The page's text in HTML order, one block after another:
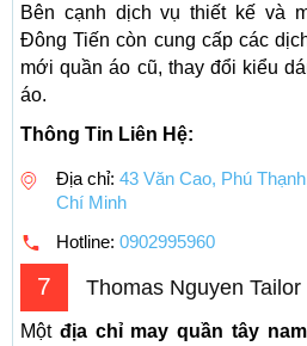
Bên cạnh dịch vụ thiết kế và
Đông Tiến còn cung cấp các
mới quần áo cũ, thay đổi kiểu
áo.
Thông Tin Liên Hệ:
Địa chỉ: 43 Văn Cao, Phú
Chí Minh
Hotline: 0902995960
7 Thomas Nguyen Tailor
Mộtđịa chỉ may quần tây